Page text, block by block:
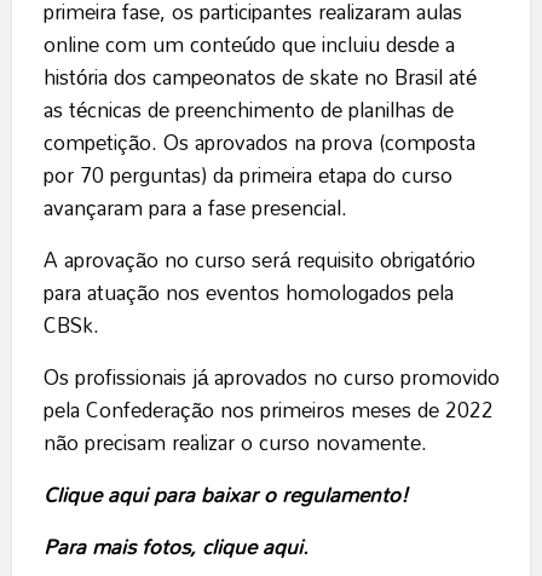
primeira fase, os participantes realizaram aulas
online com um conteúdo que incluiu desde a
história dos campeonatos de skate no Brasil até
as técnicas de preenchimento de planilhas de
competição. Os aprovados na prova (composta
por 70 perguntas) da primeira etapa do curso
avançaram para a fase presencial.
A aprovação no curso será requisito obrigatório
para atuação nos eventos homologados pela
CBSk.
Os profissionais já aprovados no curso promovido
pela Confederação nos primeiros meses de 2022
não precisam realizar o curso novamente.
Clique aqui para baixar o regulamento!
Para mais fotos, clique aqui.